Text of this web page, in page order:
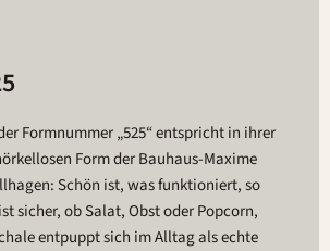
Formnummer „525“ entspricht in ihrer
Form der Bauhaus-Maxime
Schön ist, was funktioniert, so
sicher, ob Salat, Obst oder Popcorn,
entpuppt sich im Alltag als echte